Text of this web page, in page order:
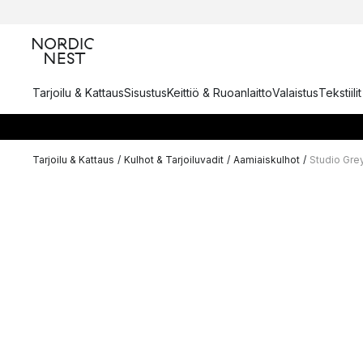
Tarjoilu & KattausSisustusKeittiö & RuoanlaittoValaistus
Tarjoilu & Kattaus / Kulhot & Tarjoiluvadit / Aamiaiskulhot / Studio